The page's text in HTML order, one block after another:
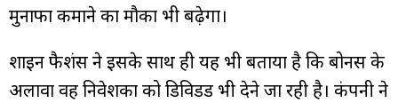
मुनाफा कमाने का मौका भी बढ़ेगा।
शाइन फैशंस ने इसके साथ ही यह भी बताया है कि बोनस के
अलावा वह निवेशकों को डिविडेंड भी देने जा रही है। कंपनी ने